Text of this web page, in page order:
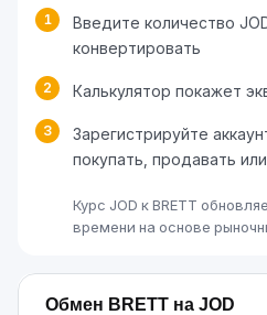
1
Введите количество
конвертировать
2 Калькулятор покажет
3
Зарегистрируйте
покупать, продавать
Курс JOD к BRETT
времени на основе
Обмен BRETT на JOD